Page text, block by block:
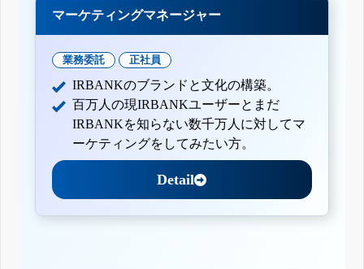
マーケティングマネージャー
業務委託 正社員
IRBANKのブランドと文化の構築。
百万人の現IRBANKユーザーとまだ
IRBANKを知らない数千万人に対してマ
ーケティングをしてみたい方。
Detail